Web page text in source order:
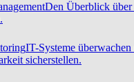
Den Überblick
IT-Systeme
sicherstellen.